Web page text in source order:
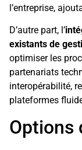
l’entreprise,
D’autre part, l’
existants de
optimiser les
partenariats
interopérabilité,
plateformes
Options